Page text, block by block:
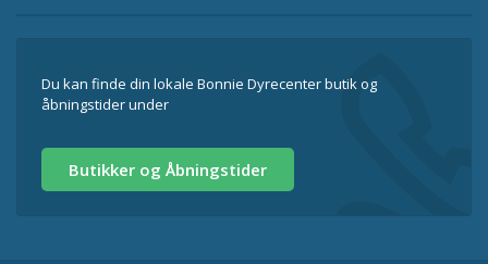
Du kan finde din lokale Bonnie Dyrecenter butik og
åbningstider under
Butikker og Åbningstider